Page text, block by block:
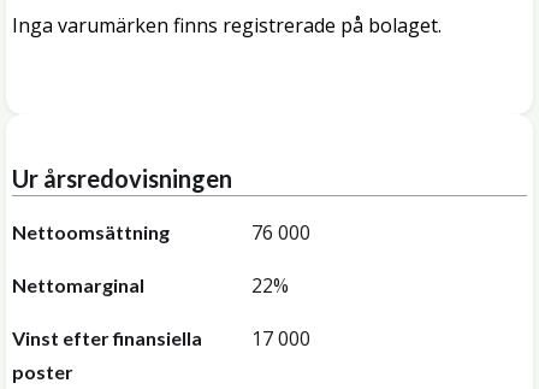
Inga varumärken finns registrerade på bolaget.
Ur årsredovisningen
Nettoomsättning 76 000
Nettomarginal 22%
Vinst efter finansiella
poster
17 000